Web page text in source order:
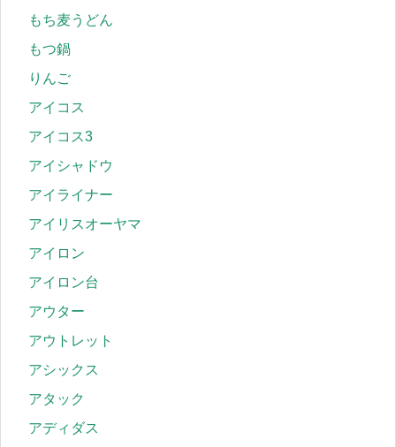
もち麦うどん
もつ鍋
りんご
アイコス
アイコス3
アイシャドウ
アイライナー
アイリスオーヤマ
アイロン
アイロン台
アウター
アウトレット
アシックス
アタック
アディダス